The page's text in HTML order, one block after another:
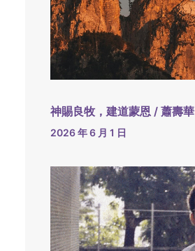
神賜良牧，建道蒙恩 / 蕭壽華
2026 年 6 月 1 日